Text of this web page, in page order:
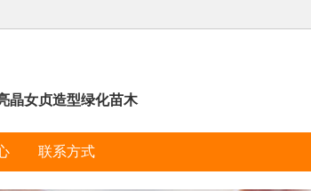
晶女贞造型绿化苗木
联系方式